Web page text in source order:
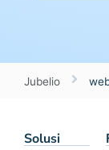
Jubelio
Solusi